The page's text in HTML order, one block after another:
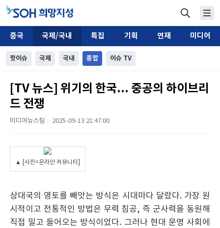
중국 국제/국내 특집 기획 연재 미디어
핫이슈 국제 국내 종합 이슈 TV
[TV 뉴스] 위기의 한국... 중공의 하이브리
드 전쟁
미디어뉴스팀 2025-09-13 21:47:00
▲ [사진=온라인 커뮤니티]
상대국의 영토를 빼앗는 방식은 시대마다 달랐다. 가장 원
시적이고 전통적인 방법은 무력 침공, 즉 군사력을 동원해
직접 밀고 들어오는 방식이었다. 그러나 현대 문명 사회에